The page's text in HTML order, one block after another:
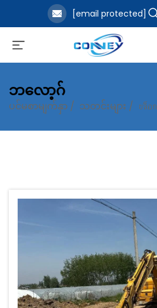
[email protected]
ဘလော့ဂ်
ပင်မစာမျက်နှာ / သတင်းများ / บล็อก